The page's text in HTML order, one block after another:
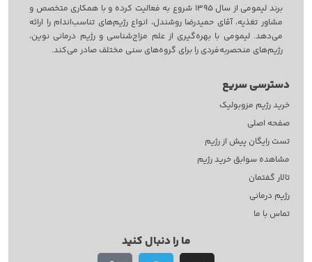
برند لیمومی از سال 1395 شروع به فعالیت کرده و با همکاری متخصص و
مشاور تغذیه، آقای حمیدرضا روشندل، انواع رژیم‌های تناسب‌اندام را ارائه
می‌دهد. لیمومی با بهره‌گیری از علم مزاج‌‌شناسی و رژیم درمانی نوین،
رژیم‌های منحصربه‌فردی را برای گروه‌های سنی مختلف صادر می‌کند.
دسترسی سریع
خرید رژیم مزوبولیک
صفحه اصلی
تست رایگان پیش از رژیم
مشاهده سوابق خرید رژیم
تالار گفتمان
رژیم درمانی
تماس با ما
ما را دنبال کنید